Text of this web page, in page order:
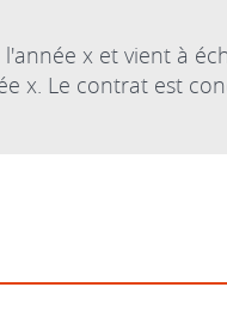
x et vient à
x. Le contrat est